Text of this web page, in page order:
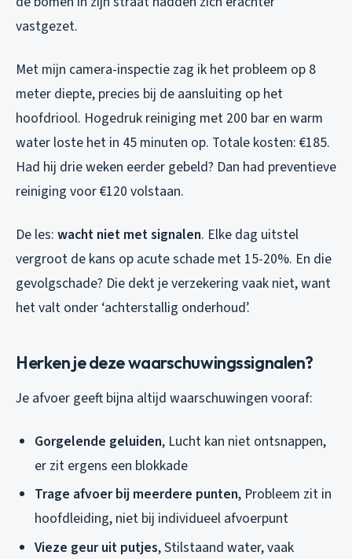
vastgezet.
Met mijn camera-inspectie zag ik het probleem op 8
meter diepte, precies bij de aansluiting op het
hoofdriool. Hogedruk reiniging met 200 bar en warm
water loste het in 45 minuten op. Totale kosten: €185.
Had hij drie weken eerder gebeld? Dan had preventieve
reiniging voor €120 volstaan.
De les: wacht niet met signalen. Elke dag uitstel
vergroot de kans op acute schade met 15-20%. En die
gevolgschade? Die dekt je verzekering vaak niet, want
het valt onder ‘achterstallig onderhoud’.
Herken je deze waarschuwingssignalen?
Je afvoer geeft bijna altijd waarschuwingen vooraf:
Gorgelende geluiden, Lucht kan niet ontsnappen,
er zit ergens een blokkade
Trage afvoer bij meerdere punten, Probleem zit in
hoofdleiding, niet bij individueel afvoerpunt
Vieze geur uit putjes, Stilstaand water, vaak